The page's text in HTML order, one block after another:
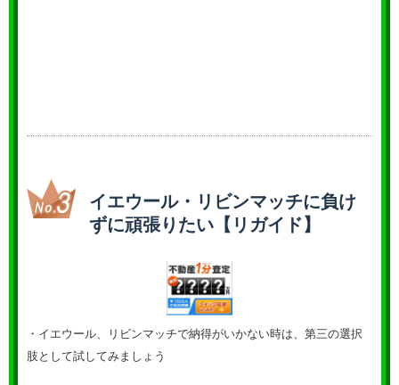
イエウール・リビンマッチに負け
ずに頑張りたい【リガイド】
・イエウール、リビンマッチで納得がいかない時は、第三の選択
肢として試してみましょう